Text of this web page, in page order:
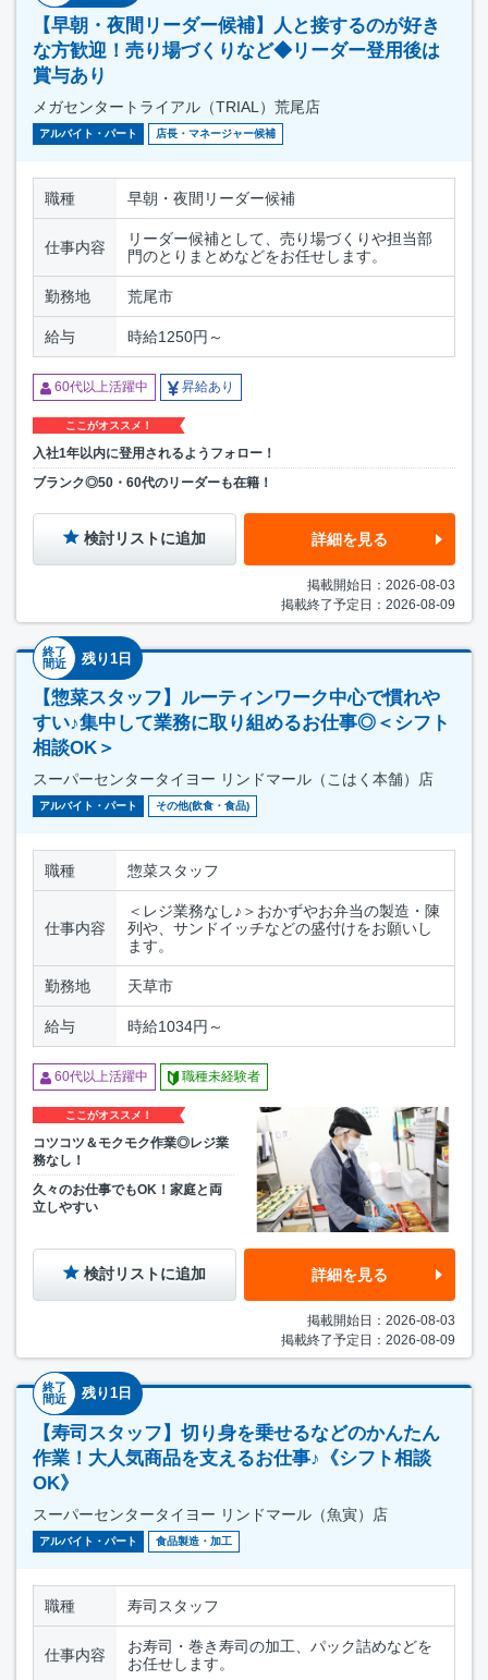
【早朝・夜間リーダー候補】人と接するのが好き
な方歓迎！売り場づくりなど◆リーダー登用後は
賞与あり
メガセンタートライアル（TRIAL）荒尾店
アルバイト・パート 店長・マネージャー候補
職種 早朝・夜間リーダー候補
仕事内容
リーダー候補として、売り場づくりや担当部
門のとりまとめなどをお任せします。
勤務地 荒尾市
給与 時給1250円～
60代以上活躍中 昇給あり
ここがオススメ！
入社1年以内に登用されるようフォロー！
ブランク◎50・60代のリーダーも在籍！
検討リストに追加 詳細を見る
掲載開始日：2026-08-03
掲載終了予定日：2026-08-09
終了
間近
残り1日
【惣菜スタッフ】ルーティンワーク中心で慣れや
すい♪集中して業務に取り組めるお仕事◎＜シフト
相談OK＞
スーパーセンタータイヨー リンドマール（こはく本舗）店
アルバイト・パート その他(飲食・食品)
職種 惣菜スタッフ
仕事内容
＜レジ業務なし♪＞おかずやお弁当の製造・陳
列や、サンドイッチなどの盛付けをお願いし
ます。
勤務地 天草市
給与 時給1034円～
60代以上活躍中 職種未経験者
ここがオススメ！
コツコツ＆モクモク作業◎レジ業
務なし！
久々のお仕事でもOK！家庭と両
立しやすい
検討リストに追加 詳細を見る
掲載開始日：2026-08-03
掲載終了予定日：2026-08-09
終了
間近
残り1日
【寿司スタッフ】切り身を乗せるなどのかんたん
作業！大人気商品を支えるお仕事♪《シフト相談
OK》
スーパーセンタータイヨー リンドマール（魚寅）店
アルバイト・パート 食品製造・加工
職種 寿司スタッフ
仕事内容
お寿司・巻き寿司の加工、パック詰めなどを
お任せします。